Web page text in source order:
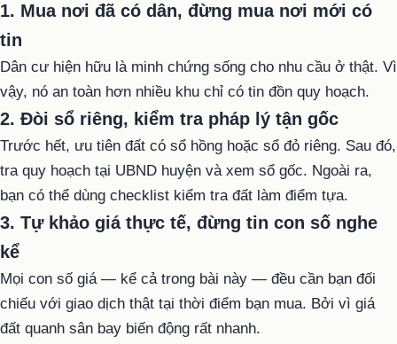
1. Mua nơi đã có dân, đừng mua nơi mới có
tin
Dân cư hiện hữu là minh chứng sống cho nhu cầu ở thật. Vì
vậy, nó an toàn hơn nhiều khu chỉ có tin đồn quy hoạch.
2. Đòi sổ riêng, kiểm tra pháp lý tận gốc
Trước hết, ưu tiên đất có sổ hồng hoặc sổ đỏ riêng. Sau đó,
tra quy hoạch tại UBND huyện và xem sổ gốc. Ngoài ra,
bạn có thể dùng checklist kiểm tra đất làm điểm tựa.
3. Tự khảo giá thực tế, đừng tin con số nghe
kể
Mọi con số giá — kể cả trong bài này — đều cần bạn đối
chiếu với giao dịch thật tại thời điểm bạn mua. Bởi vì giá
đất quanh sân bay biến động rất nhanh.